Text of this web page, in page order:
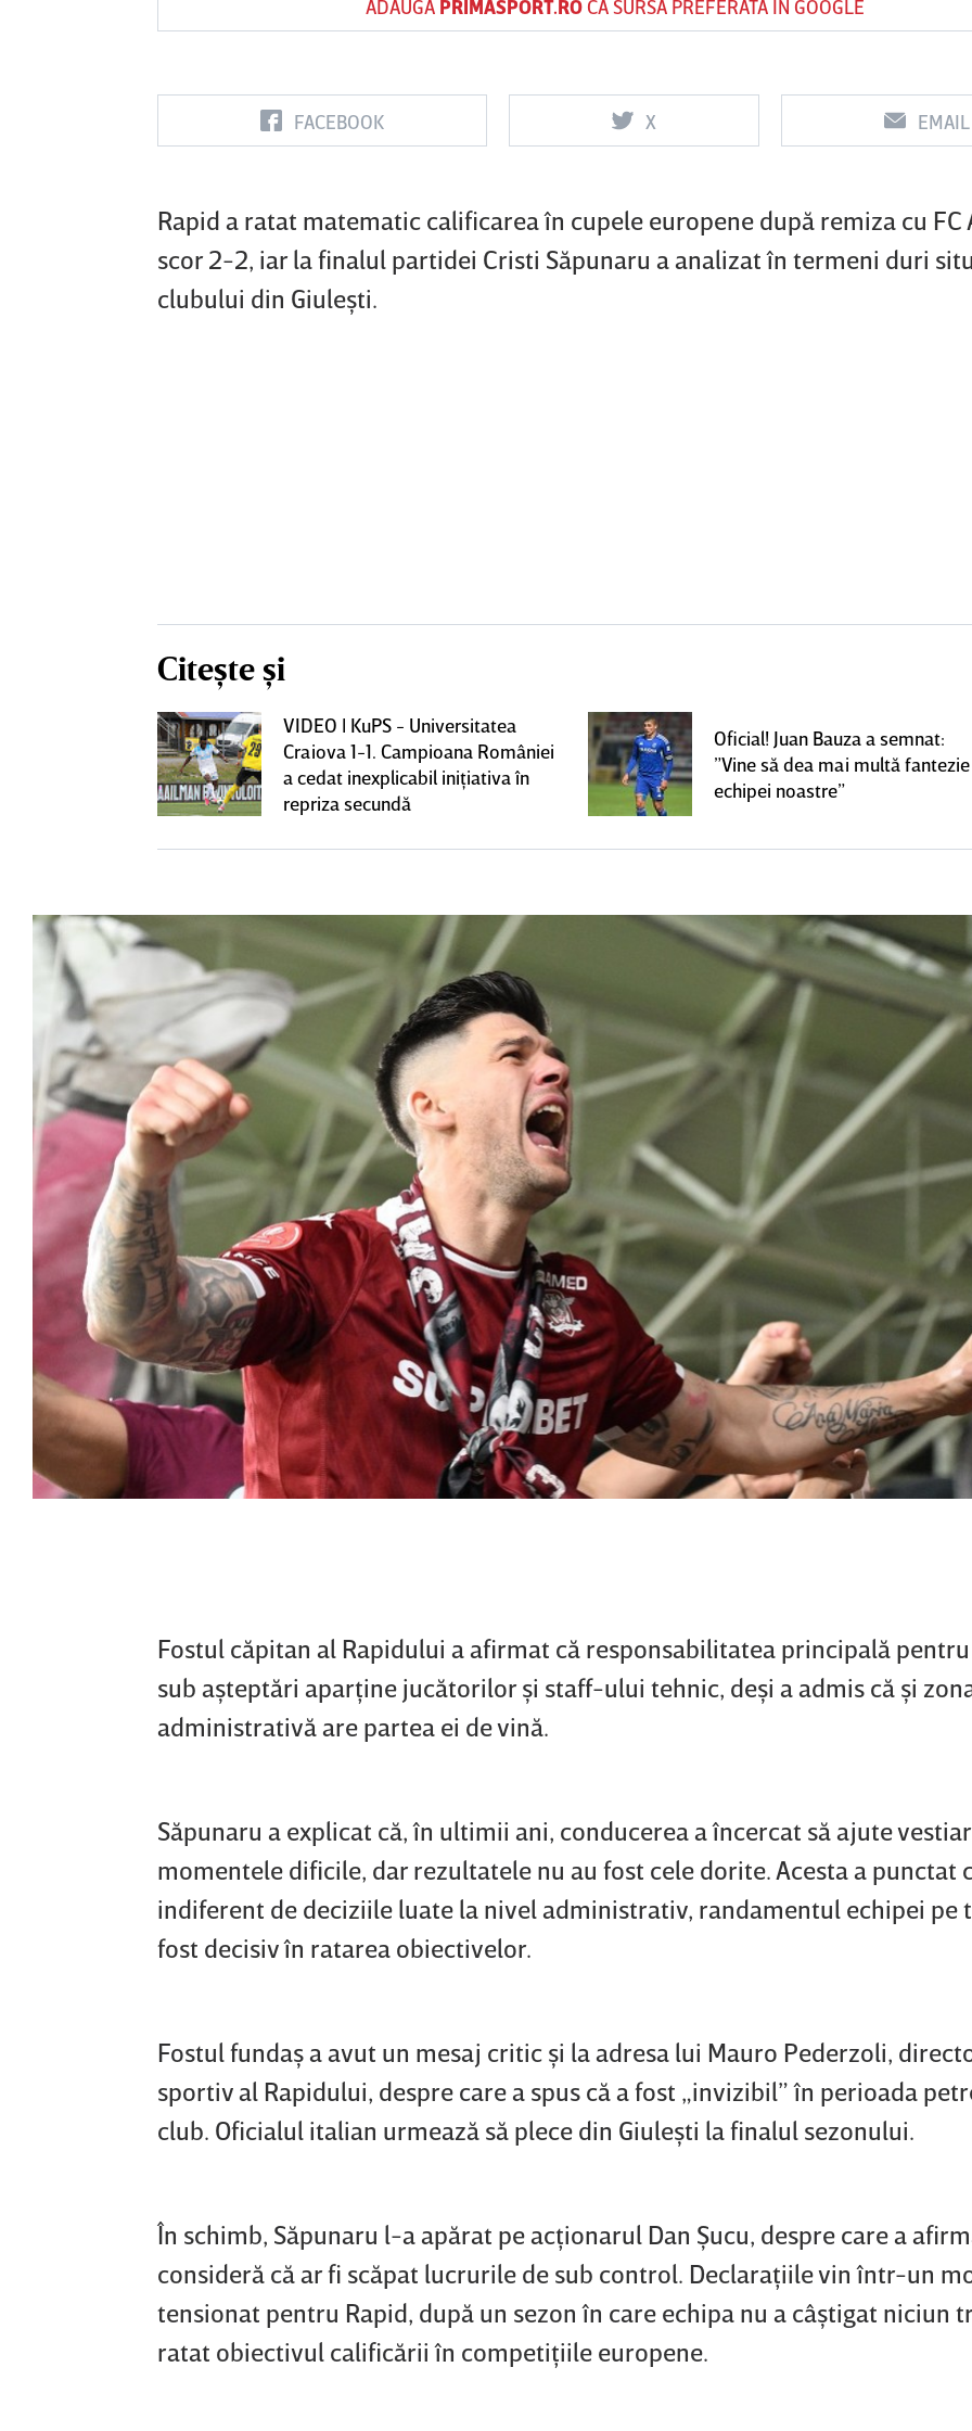
ADAUGĂ PRIMASPORT.ROCA SURSĂ PREFERATĂ ÎN GOOGLE
FACEBOOK X EMAIL
Rapid a ratat matematic calificarea în cupele europene după remiza cu FC
scor 2-2, iar la finalul partidei Cristi Săpunaru a analizat în termeni duri
clubului din Giuleşti.
Citește și
VIDEO | KuPS - Universitatea
Craiova 1-1. Campioana României
a cedat inexplicabil iniţiativa în
repriza secundă
Oficial! Juan Bauza a semnat:
”Vine să dea mai multă fantezie
echipei noastre”
Fostul căpitan al Rapidului a afirmat că responsabilitatea principală
sub aşteptări aparţine jucătorilor şi staff-ului tehnic, deşi a admis că şi
administrativă are partea ei de vină.
Săpunaru a explicat că, în ultimii ani, conducerea a încercat să ajute
momentele dificile, dar rezultatele nu au fost cele dorite. Acesta a punctat
indiferent de deciziile luate la nivel administrativ, randamentul echipei pe
fost decisiv în ratarea obiectivelor.
Fostul fundaş a avut un mesaj critic şi la adresa lui Mauro Pederzoli,
sportiv al Rapidului, despre care a spus că a fost „invizibil” în perioada
club. Oficialul italian urmează să plece din Giuleşti la finalul sezonului.
În schimb, Săpunaru l-a apărat pe acţionarul Dan Şucu, despre care a
consideră că ar fi scăpat lucrurile de sub control. Declaraţiile vin într-un
tensionat pentru Rapid, după un sezon în care echipa nu a câştigat niciun
ratat obiectivul calificării în competiţiile europene.
Vs Vs Vs